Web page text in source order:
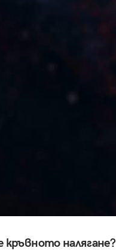
кръвното налягане?